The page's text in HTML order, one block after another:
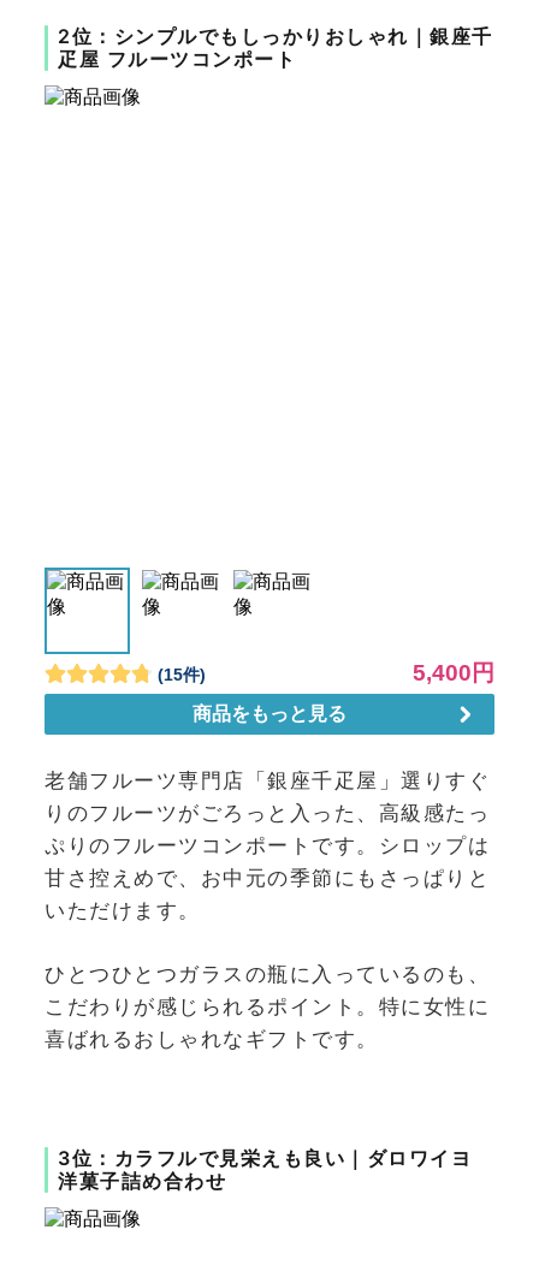
2位：シンプルでもしっかりおしゃれ｜銀座千
疋屋 フルーツコンポート
老舗フルーツ専門店「銀座千疋屋」選りすぐ
りのフルーツがごろっと入った、高級感たっ
ぷりのフルーツコンポートです。シロップは
甘さ控えめで、お中元の季節にもさっぱりと
いただけます。
ひとつひとつガラスの瓶に入っているのも、
こだわりが感じられるポイント。特に女性に
喜ばれるおしゃれなギフトです。
3位：カラフルで見栄えも良い｜ダロワイヨ
洋菓子詰め合わせ